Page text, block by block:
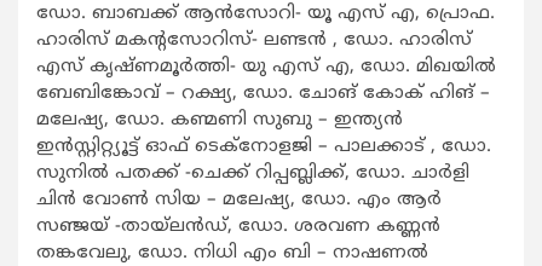
ഡോ. ബാബക്ക് ആന്‍സോറി- യൂ എസ് എ, പ്രൊഫ.
ഹാരിസ് മകന്‍റസോറിസ്- ലണ്ടന്‍ , ഡോ. ഹാരിസ്
എസ് കൃഷ്ണമൂര്‍ത്തി- യു എസ് എ, ഡോ. മിഖയില്‍
ബേബിങ്കോവ് – റക്ഷ്യ, ഡോ. ചോങ് കോക് ഹിങ് –
മലേഷ്യ, ഡോ. കണ്മണി സുബു – ഇന്ത്യന്‍
ഇന്‍സ്റ്റിറ്റ്യൂട്ട് ഓഫ് ടെക്നോളജി – പാലക്കാട് , ഡോ.
സുനില്‍ പതക്ക് -ചെക്ക് റിപ്പബ്ലിക്ക്, ഡോ. ചാര്‍ളി
ചിന്‍ വോണ്‍ സിയ – മലേഷ്യ, ഡോ. എം ആര്‍
സഞ്ജയ് -തായ്ലന്‍ഡ്, ഡോ. ശരവണ കണ്ണന്‍
തങ്കവേലു, ഡോ. നിധി എം ബി – നാഷണല്‍